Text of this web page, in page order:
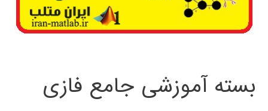
بسته آموزشی جامع فازی